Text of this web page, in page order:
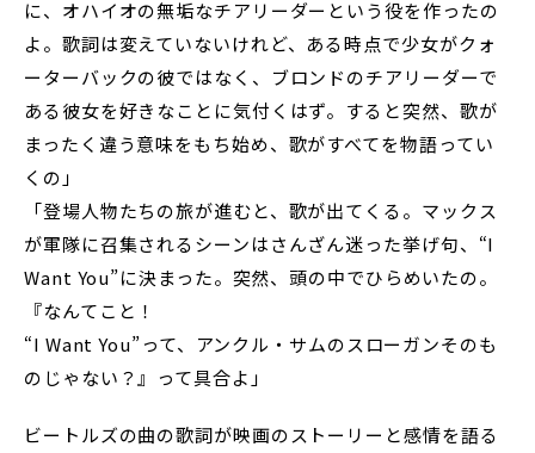
に、オハイオの無垢なチアリーダーという役を作ったの
よ。歌詞は変えていないけれど、ある時点で少女がクォ
ーターバックの彼ではなく、ブロンドのチアリーダーで
ある彼女を好きなことに気付くはず。すると突然、歌が
まったく違う意味をもち始め、歌がすべてを物語ってい
くの」
「登場人物たちの旅が進むと、歌が出てくる。マックス
が軍隊に召集されるシーンはさんざん迷った挙げ句、“I
Want You”に決まった。突然、頭の中でひらめいたの。
『なんてこと！
“I Want You”って、アンクル・サムのスローガンそのも
のじゃない？』って具合よ」
ビートルズの曲の歌詞が映画のストーリーと感情を語る